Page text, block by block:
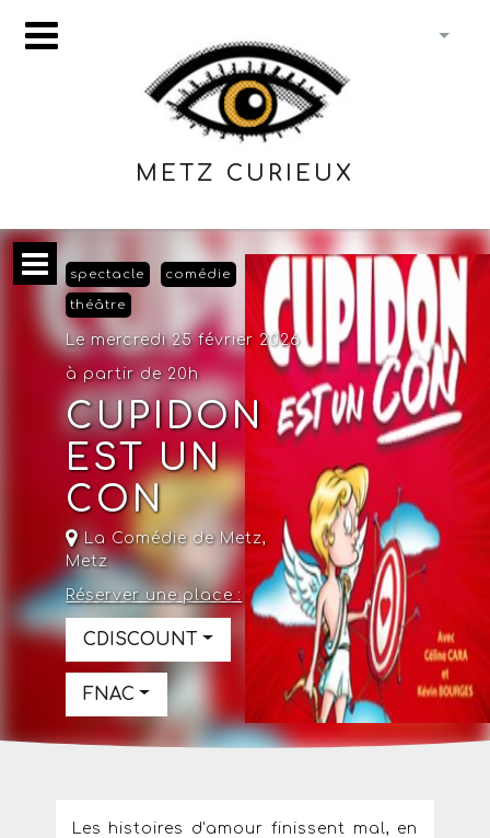
METZ CURIEUX
spectacle comédie
théâtre
Le mercredi 25 février 2026
à partir de 20h
CUPIDON
EST UN
CON
La Comédie de Metz,
Metz
Réserver une place :
CDISCOUNT
FNAC
Les histoires d'amour finissent mal, en